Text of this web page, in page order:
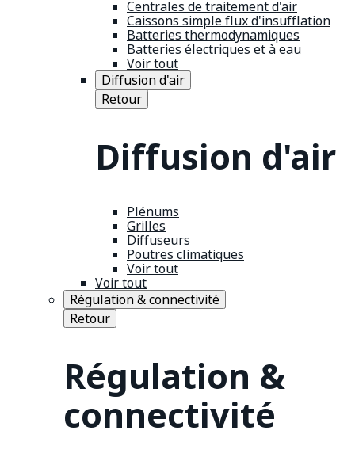
Centrales de traitement d'air
Caissons simple flux d'insufflation
Batteries thermodynamiques
Batteries électriques et à eau
Voir tout
Diffusion d'air
Retour
Diffusion d'air
Plénums
Grilles
Diffuseurs
Poutres climatiques
Voir tout
Voir tout
Régulation & connectivité
Retour
Régulation &
connectivité